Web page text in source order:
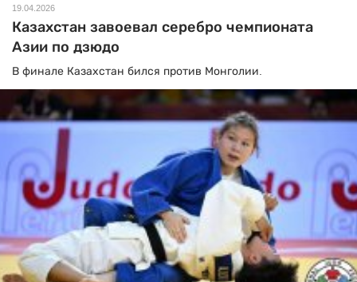
19.04.2026
Казахстан завоевал серебро чемпионата
Азии по дзюдо
В финале Казахстан бился против Монголии.